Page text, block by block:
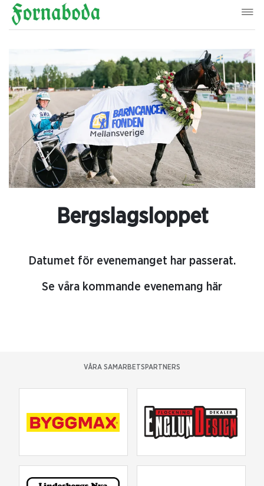
Bergslagsloppet
Datumet för evenemanget har passerat.
Se våra kommande evenemang här
VÅRA SAMARBETSPARTNERS